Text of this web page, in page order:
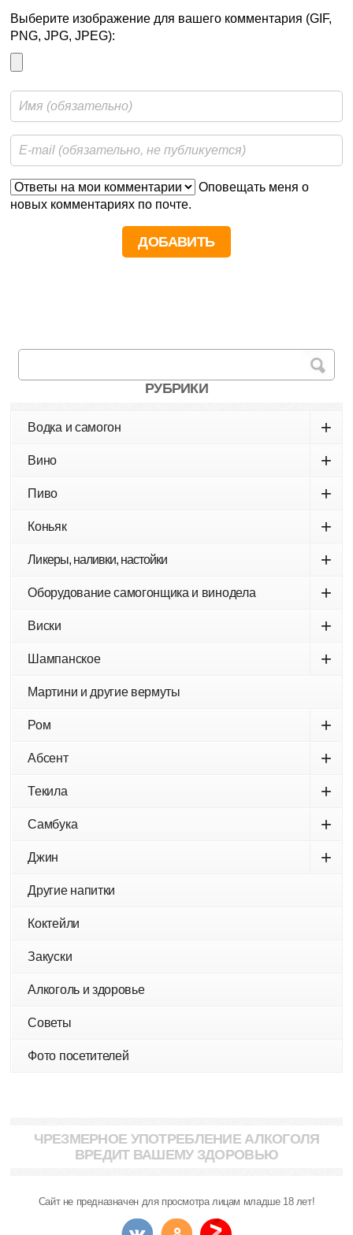
Выберите изображение для вашего комментария (GIF,
PNG, JPG, JPEG):
Оповещать меня о
новых комментариях по почте.
РУБРИКИ
Водка и самогон +
Вино +
Пиво +
Коньяк +
Ликеры, наливки, настойки +
Оборудование самогонщика и винодела +
Виски +
Шампанское +
Мартини и другие вермуты
Ром +
Абсент +
Текила +
Самбука +
Джин +
Другие напитки
Коктейли
Закуски
Алкоголь и здоровье
Советы
Фото посетителей
ЧРЕЗМЕРНОЕ УПОТРЕБЛЕНИЕ АЛКОГОЛЯ
ВРЕДИТ ВАШЕМУ ЗДОРОВЬЮ
Сайт не предназначен для просмотра лицам младше 18 лет!